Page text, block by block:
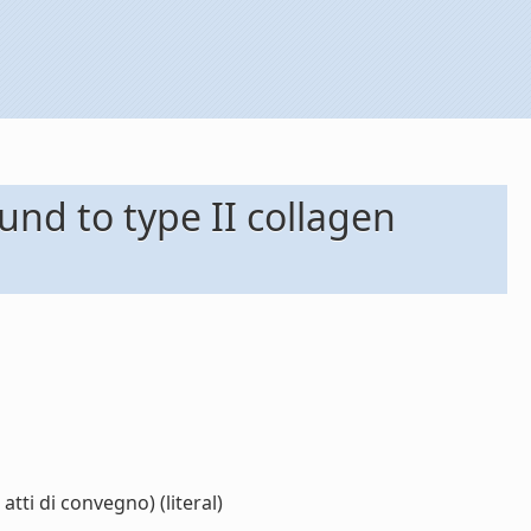
to type II collagen
di convegno) (literal)